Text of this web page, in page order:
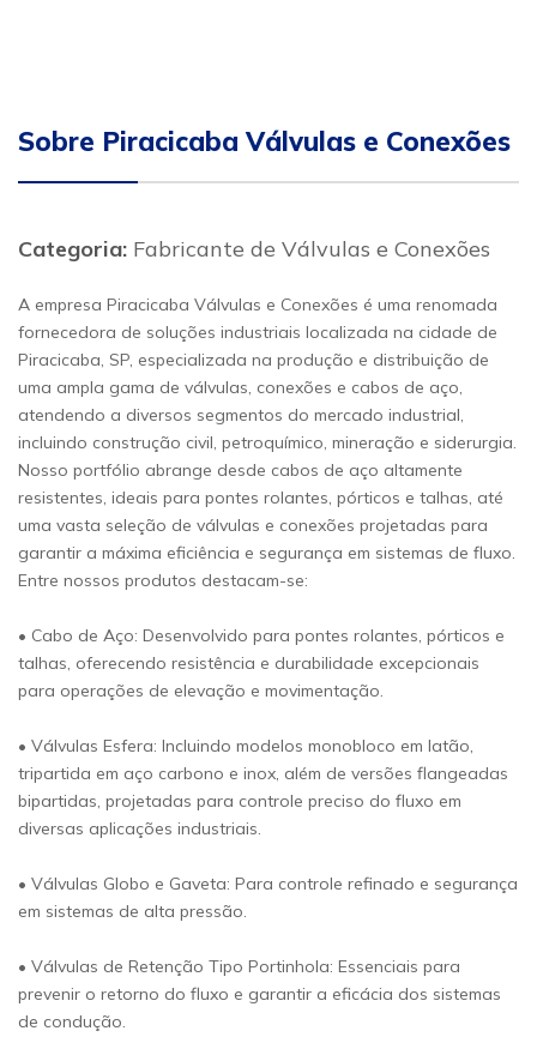
Sobre Piracicaba Válvulas e Conexões
Categoria: Fabricante de Válvulas e Conexões
A empresa Piracicaba Válvulas e Conexões é uma renomada
fornecedora de soluções industriais localizada na cidade de
Piracicaba, SP, especializada na produção e distribuição de
uma ampla gama de válvulas, conexões e cabos de aço,
atendendo a diversos segmentos do mercado industrial,
incluindo construção civil, petroquímico, mineração e siderurgia.
Nosso portfólio abrange desde cabos de aço altamente
resistentes, ideais para pontes rolantes, pórticos e talhas, até
uma vasta seleção de válvulas e conexões projetadas para
garantir a máxima eficiência e segurança em sistemas de fluxo.
Entre nossos produtos destacam-se:
• Cabo de Aço: Desenvolvido para pontes rolantes, pórticos e
talhas, oferecendo resistência e durabilidade excepcionais
para operações de elevação e movimentação.
• Válvulas Esfera: Incluindo modelos monobloco em latão,
tripartida em aço carbono e inox, além de versões flangeadas
bipartidas, projetadas para controle preciso do fluxo em
diversas aplicações industriais.
• Válvulas Globo e Gaveta: Para controle refinado e segurança
em sistemas de alta pressão.
• Válvulas de Retenção Tipo Portinhola: Essenciais para
prevenir o retorno do fluxo e garantir a eficácia dos sistemas
de condução.